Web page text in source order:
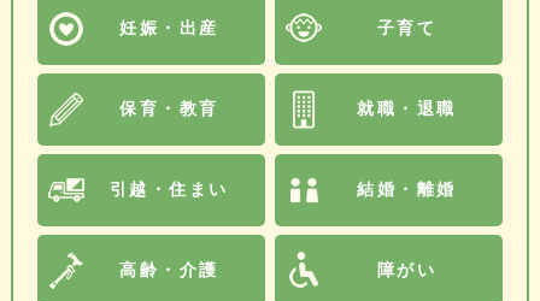
妊娠・出産 子育て
保育・教育 就職・退職
引越・住まい 結婚・離婚
高齢・介護 障がい